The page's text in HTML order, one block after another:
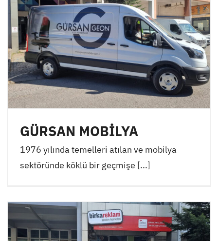
GÜRSAN MOBİLYA
1976 yılında temelleri atılan ve mobilya
sektöründe köklü bir geçmişe [...]